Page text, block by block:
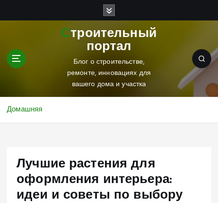
Строительный
портал
Блог о строительстве,
ремонте, инновациях для
вашего дома и участка
Домашняя
Лучшие растения для
оформления интерьера:
идеи и советы по выбору